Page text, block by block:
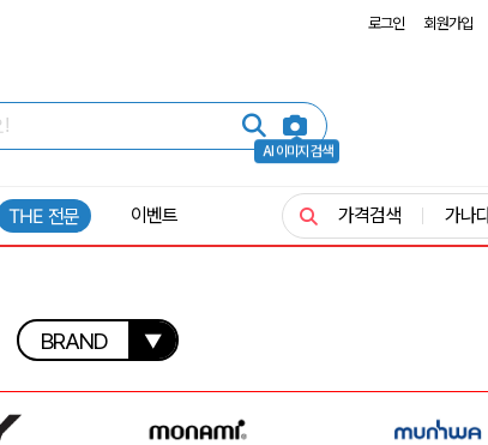
로그인 회원가입
AI 이미지 검색
THE 전문 이벤트 가격검색 가나
BRAND ▼